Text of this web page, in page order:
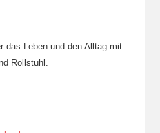
das Leben und den Alltag mit
Rollstuhl.